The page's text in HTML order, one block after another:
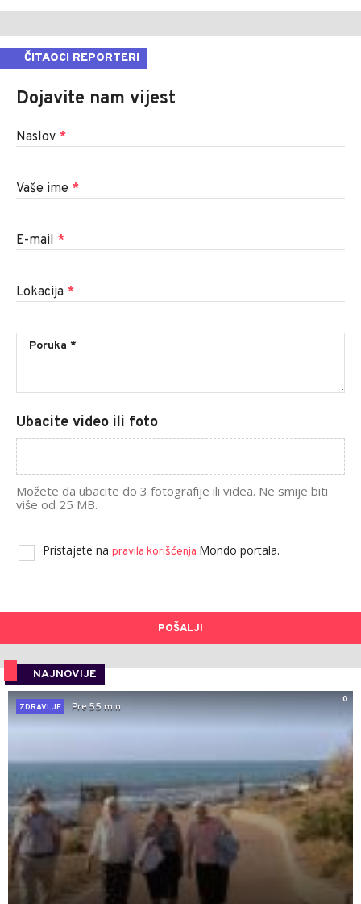
ČITAOCI REPORTERI
Dojavite nam vijest
Naslov *
Vaše ime *
E-mail *
Lokacija *
Ubacite video ili foto
Možete da ubacite do 3 fotografije ili videa. Ne smije biti
više od 25 MB.
Pristajete na pravila korišćenja Mondo portala.
POŠALJI
NAJNOVIJE
0
ZDRAVLJE
Pre 55 min